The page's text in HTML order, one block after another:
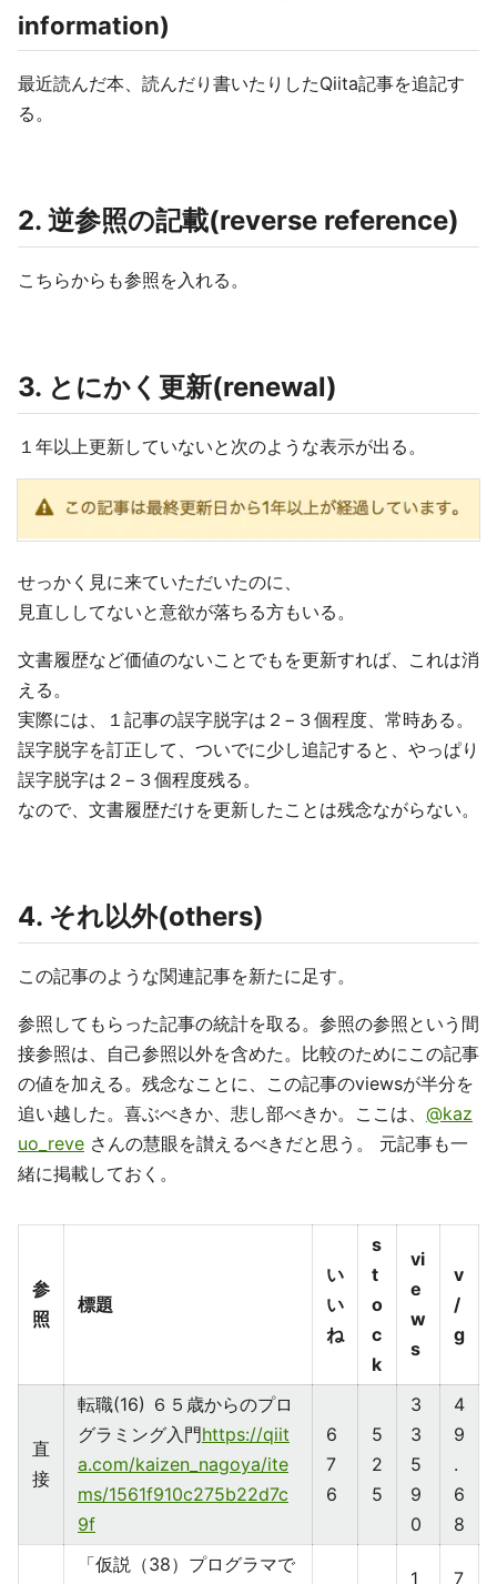
information)
最近読んだ本、読んだり書いたりしたQiita記事を追記す
る。
2. 逆参照の記載(reverse reference)
こちらからも参照を入れる。
3. とにかく更新(renewal)
１年以上更新していないと次のような表示が出る。
せっかく見に来ていただいたのに、
見直ししてないと意欲が落ちる方もいる。
文書履歴など価値のないことでもを更新すれば、これは消
える。
実際には、１記事の誤字脱字は２−３個程度、常時ある。
誤字脱字を訂正して、ついでに少し追記すると、やっぱり
誤字脱字は２−３個程度残る。
なので、文書履歴だけを更新したことは残念ながらない。
4. それ以外(others)
この記事のような関連記事を新たに足す。
参照してもらった記事の統計を取る。参照の参照という間
接参照は、自己参照以外を含めた。比較のためにこの記事
の値を加える。残念なことに、この記事のviewsが半分を
追い越した。喜ぶべきか、悲し部べきか。ここは、 @kaz
uo_reve さんの慧眼を讃えるべきだと思う。 元記事も一
緒に掲載しておく。
参
照
標題
い
い
ね
s
t
o
c
k
vi
e
w
s
v
/
g
直
接
転職(16) ６５歳からのプロ
グラミング入門https://qiit
a.com/kaizen_nagoya/ite
ms/1561f910c275b22d7c
9f
6
7
6
5
2
5
3
3
5
9
0
4
9
.
6
8
「仮説（38）プログラマで
1 7